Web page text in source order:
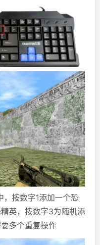
按数字1添加一个恐
英，按数字3为随机添
多个重复操作